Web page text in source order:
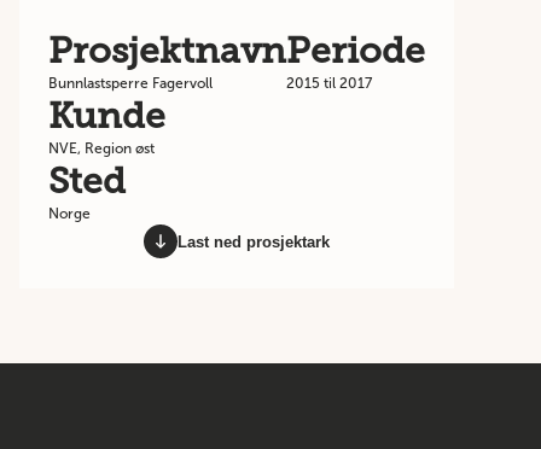
Prosjektnavn
Bunnlastsperre Fagervoll
Kunde
NVE, Region øst
Sted
Norge
Periode
2015 til 2017
Last ned prosjektark